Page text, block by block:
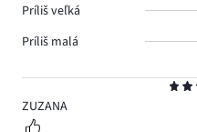
5
ZUZANA
Príliš veľká
Príliš malá